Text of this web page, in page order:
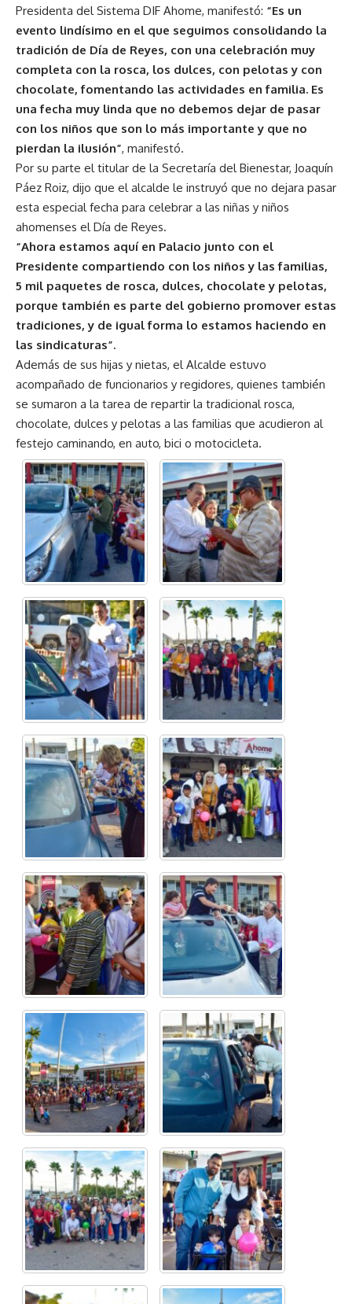
Presidenta del Sistema DIF Ahome, manifestó: “Es un
evento lindísimo en el que seguimos consolidando la
tradición de Día de Reyes, con una celebración muy
completa con la rosca, los dulces, con pelotas y con
chocolate, fomentando las actividades en familia. Es
una fecha muy linda que no debemos dejar de pasar
con los niños que son lo más importante y que no
pierdan la ilusión”, manifestó.
Por su parte el titular de la Secretaría del Bienestar, Joaquín
Páez Roiz, dijo que el alcalde le instruyó que no dejara pasar
esta especial fecha para celebrar a las niñas y niños
ahomenses el Día de Reyes.
“Ahora estamos aquí en Palacio junto con el
Presidente compartiendo con los niños y las familias,
5 mil paquetes de rosca, dulces, chocolate y pelotas,
porque también es parte del gobierno promover estas
tradiciones, y de igual forma lo estamos haciendo en
las sindicaturas”.
Además de sus hijas y nietas, el Alcalde estuvo
acompañado de funcionarios y regidores, quienes también
se sumaron a la tarea de repartir la tradicional rosca,
chocolate, dulces y pelotas a las familias que acudieron al
festejo caminando, en auto, bici o motocicleta.